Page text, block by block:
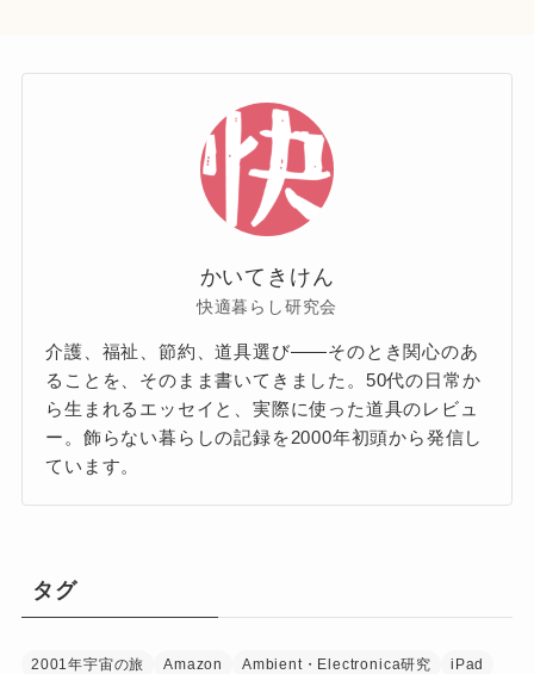
かいてきけん
快適暮らし研究会
介護、福祉、節約、道具選び——そのとき関心のあ
ることを、そのまま書いてきました。50代の日常か
ら生まれるエッセイと、実際に使った道具のレビュ
ー。飾らない暮らしの記録を2000年初頭から発信し
ています。
タグ
2001年宇宙の旅 Amazon Ambient・Electronica研究
iPad